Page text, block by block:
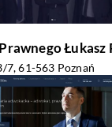
Łukasz
7, 61-563 Poznań